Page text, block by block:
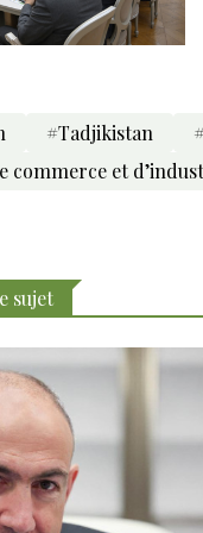
#Tadjikistan
commerce et
sujet